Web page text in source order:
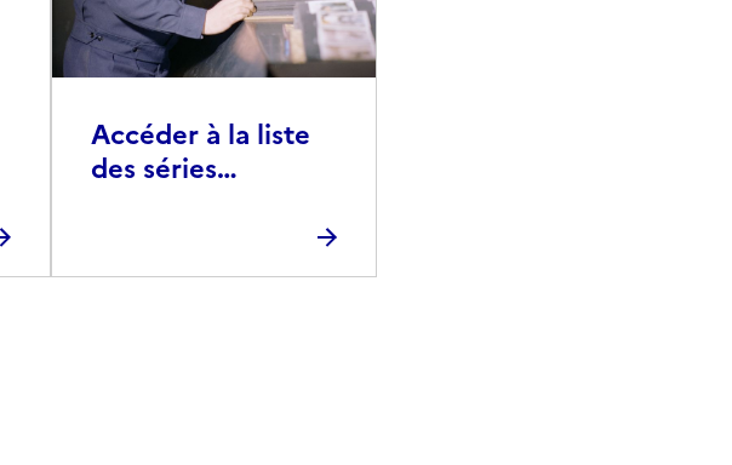
Accéder à la liste
des séries